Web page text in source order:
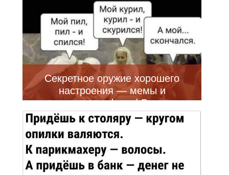
Секретное оружие хорошего
настроения — мемы и
прикольные фото | Bugaga